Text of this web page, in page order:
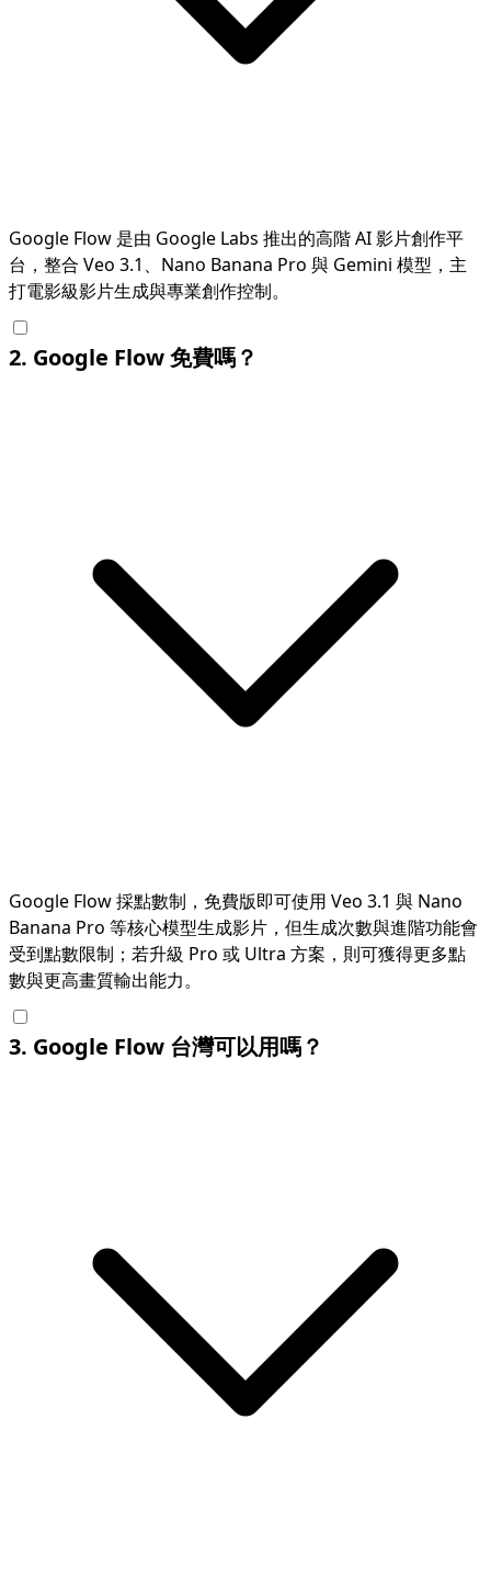
Google Flow 是由 Google Labs 推出的高階 AI 影片創作平
台，整合 Veo 3.1、Nano Banana Pro 與 Gemini 模型，主
打電影級影片生成與專業創作控制。
2. Google Flow 免費嗎？
Google Flow 採點數制，免費版即可使用 Veo 3.1 與 Nano
Banana Pro 等核心模型生成影片，但生成次數與進階功能會
受到點數限制；若升級 Pro 或 Ultra 方案，則可獲得更多點
數與更高畫質輸出能力。
3. Google Flow 台灣可以用嗎？